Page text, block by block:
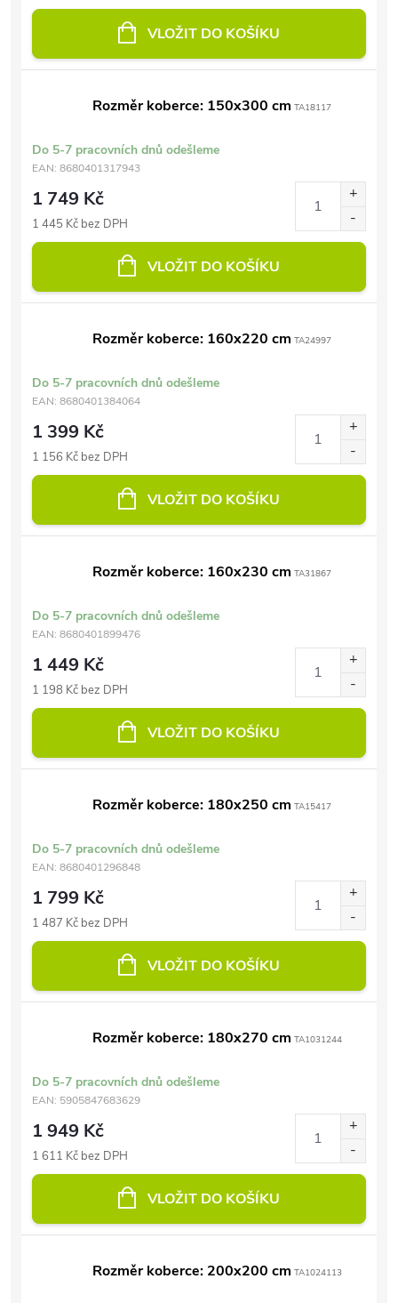
VLOŽIT DO KOŠÍKU
Rozměr koberce: 150x300 cm TA18117
Do 5-7 pracovních dnů odešleme
EAN: 8680401317943
1 749 Kč
1 445 Kč bez DPH
VLOŽIT DO KOŠÍKU
Rozměr koberce: 160x220 cm TA24997
Do 5-7 pracovních dnů odešleme
EAN: 8680401384064
1 399 Kč
1 156 Kč bez DPH
VLOŽIT DO KOŠÍKU
Rozměr koberce: 160x230 cm TA31867
Do 5-7 pracovních dnů odešleme
EAN: 8680401899476
1 449 Kč
1 198 Kč bez DPH
VLOŽIT DO KOŠÍKU
Rozměr koberce: 180x250 cm TA15417
Do 5-7 pracovních dnů odešleme
EAN: 8680401296848
1 799 Kč
1 487 Kč bez DPH
VLOŽIT DO KOŠÍKU
Rozměr koberce: 180x270 cm TA1031244
Do 5-7 pracovních dnů odešleme
EAN: 5905847683629
1 949 Kč
1 611 Kč bez DPH
VLOŽIT DO KOŠÍKU
Rozměr koberce: 200x200 cm TA1024113